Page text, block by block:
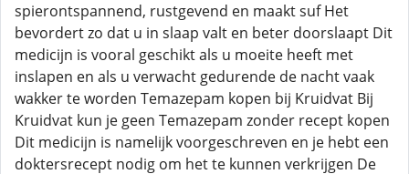
spierontspannend, rustgevend en maakt suf Het
bevordert zo dat u in slaap valt en beter doorslaapt Dit
medicijn is vooral geschikt als u moeite heeft met
inslapen en als u verwacht gedurende de nacht vaak
wakker te worden Temazepam kopen bij Kruidvat Bij
Kruidvat kun je geen Temazepam zonder recept kopen
Dit medicijn is namelijk voorgeschreven en je hebt een
doktersrecept nodig om het te kunnen verkrijgen De